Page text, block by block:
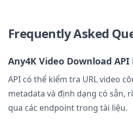
Frequently Asked
Any4K Video Download
API có thể kiểm tra URL video
metadata và định dạng có sẵn,
qua các endpoint trong tài liệu.